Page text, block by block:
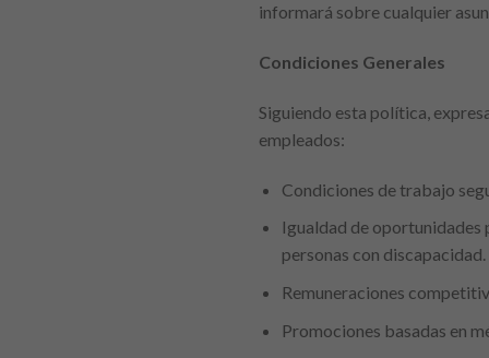
informará sobre cualquier
Condiciones Generales
Siguiendo esta política,
empleados:
Condiciones de trabajo
Igualdad de oportunidades
personas con discapacidad.
Remuneraciones
Promociones basadas en